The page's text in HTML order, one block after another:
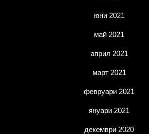
юни 2021
май 2021
април 2021
март 2021
февруари 2021
януари 2021
декември 2020